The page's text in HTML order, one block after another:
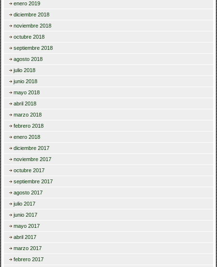
enero 2019
diciembre 2018
noviembre 2018
octubre 2018
septiembre 2018
agosto 2018
julio 2018
junio 2018
mayo 2018
abril 2018
marzo 2018
febrero 2018
enero 2018
diciembre 2017
noviembre 2017
octubre 2017
septiembre 2017
agosto 2017
julio 2017
junio 2017
mayo 2017
abril 2017
marzo 2017
febrero 2017